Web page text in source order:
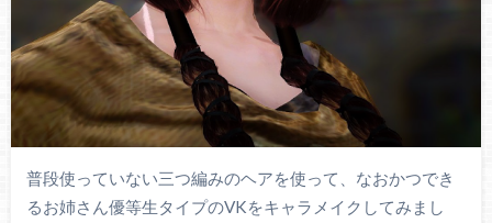
普段使っていない三つ編みのヘアを使って、なおかつでき
るお姉さん優等生タイプのVKをキャラメイクしてみまし